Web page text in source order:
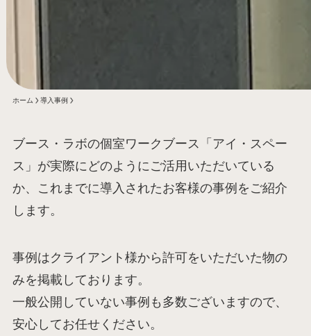
ホーム 導入事例
ブース・ラボの個室ワークブース「アイ・スペー
ス」が実際にどのようにご活用いただいている
か、これまでに導入されたお客様の事例をご紹介
します。
事例はクライアント様から許可をいただいた物の
みを掲載しております。
一般公開していない事例も多数ございますので、
安心してお任せください。